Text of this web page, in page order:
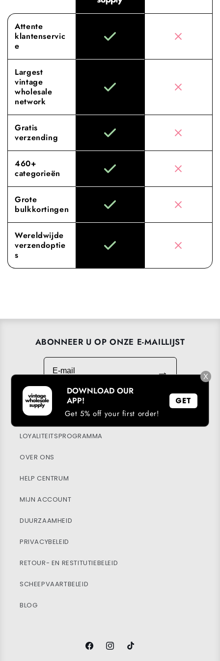
Attente
klantenservic
e
Largest
vintage
wholesale
network
Gratis
verzending
460+
categorieën
Grote
bulkkortingen
Wereldwijde
verzendoptie
s
ABONNEER U OP ONZE E-MAILLIJST
E-mail
→
DOWNLOAD ONZE APP
LOYALITEITSPROGRAMMA
OVER ONS
HELP CENTRUM
MIJN ACCOUNT
DUURZAAMHEID
PRIVACYBELEID
RETOUR- EN RESTITUTIEBELEID
SCHEEPVAARTBELEID
BLOG
FacebookInstagramTikTok
X
DOWNLOAD OUR
APP!
Get 5% off your first order!
GET